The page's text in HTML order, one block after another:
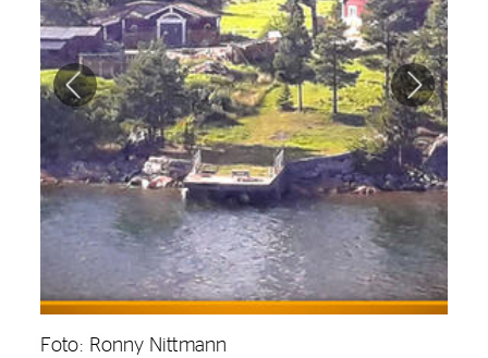
Foto: Ronny Nittmann